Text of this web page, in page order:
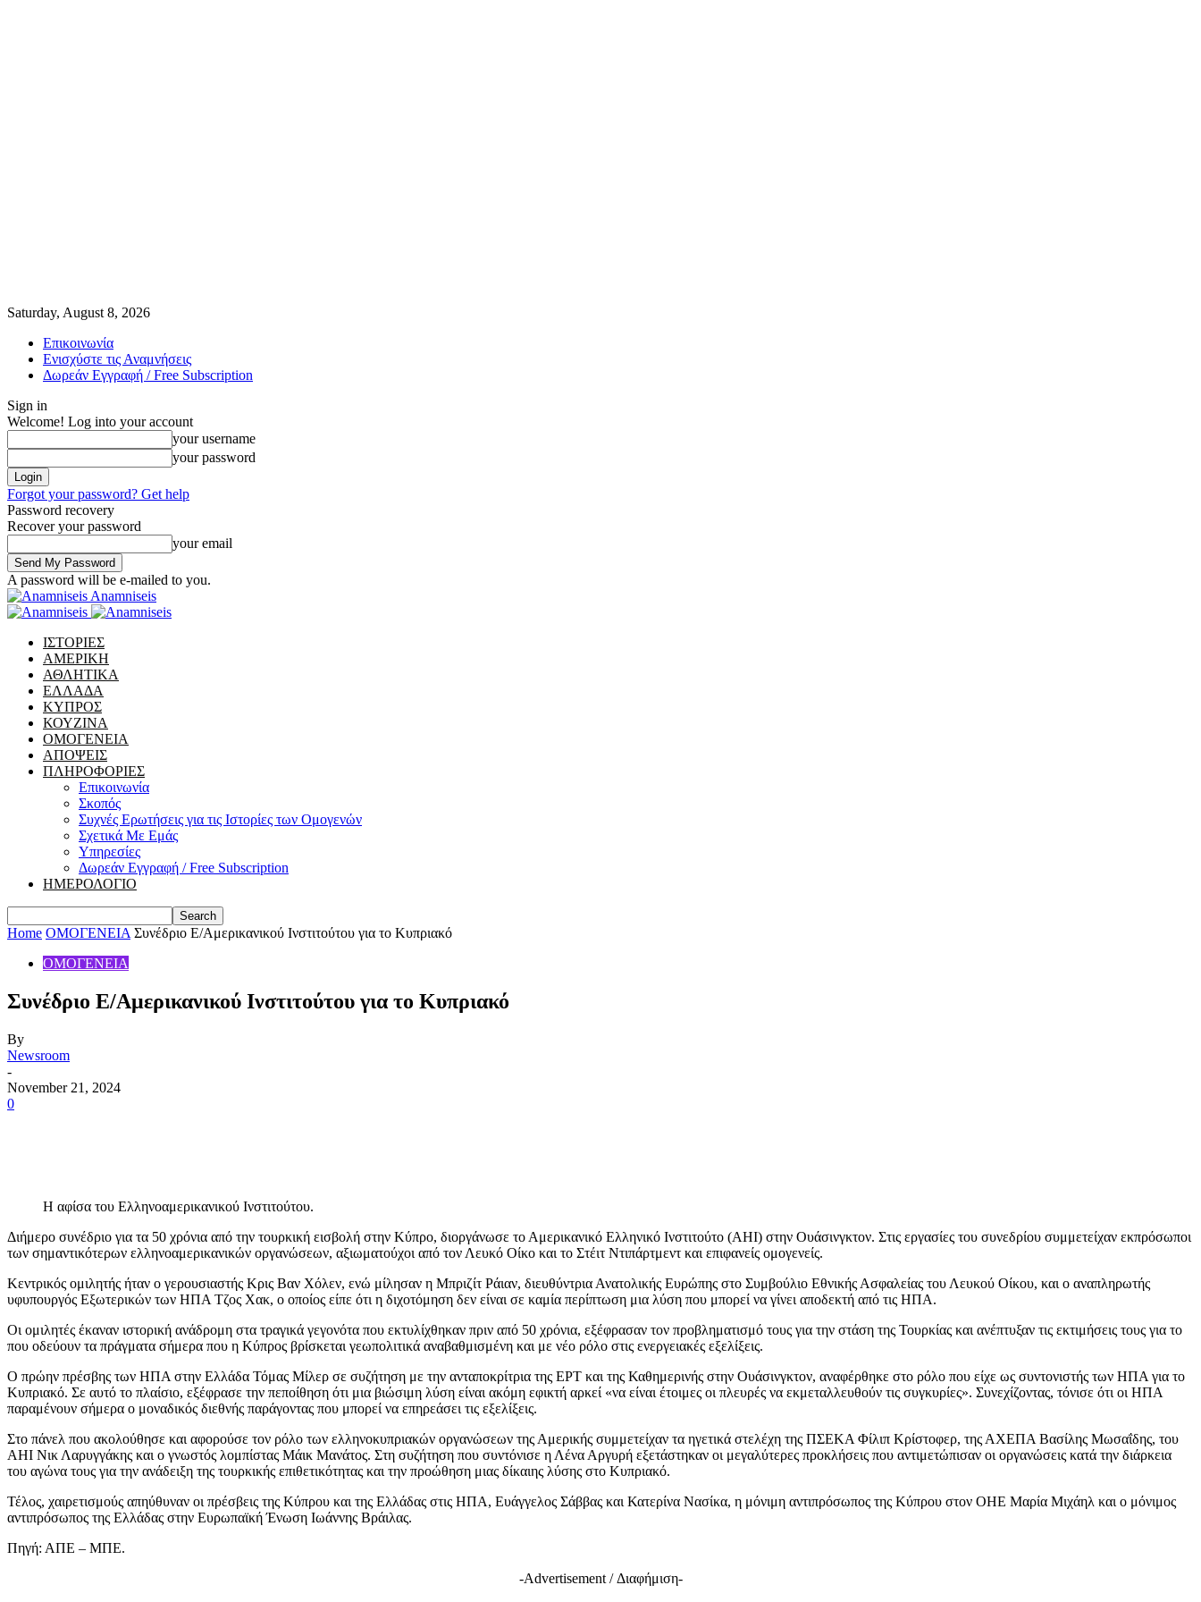
Saturday, August 8, 2026
Επικοινωνία
Ενισχύστε τις Αναμνήσεις
Δωρεάν Εγγραφή / Free Subscription
Sign in
Welcome! Log into your account
your username
your password
Forgot your password? Get help
Password recovery
Recover your password
your email
A password will be e-mailed to you.
Anamniseis
ΙΣΤΟΡΙΕΣ
ΑΜΕΡΙΚΗ
ΑΘΛΗΤΙΚΑ
ΕΛΛΑΔΑ
ΚΥΠΡΟΣ
ΚΟΥΖΙΝΑ
ΟΜΟΓΕΝΕΙΑ
ΑΠΟΨΕΙΣ
ΠΛΗΡΟΦΟΡΙΕΣ
Επικοινωνία
Σκοπός
Συχνές Ερωτήσεις για τις Ιστορίες των Ομογενών
Σχετικά Με Εμάς
Υπηρεσίες
Δωρεάν Εγγραφή / Free Subscription
ΗΜΕΡΟΛΟΓΙΟ
Home ΟΜΟΓΕΝΕΙΑ Συνέδριο E/Αμερικανικού Ινστιτούτου για το Κυπριακό
ΟΜΟΓΕΝΕΙΑ
Συνέδριο E/Αμερικανικού Ινστιτούτου για το Κυπριακό
By
Newsroom
-
November 21, 2024
0
Η αφίσα του Ελληνοαμερικανικού Ινστιτούτου.
Διήμερο συνέδριο για τα 50 χρόνια από την τουρκική εισβολή στην Κύπρο, διοργάνωσε το Αμερικανικό Ελληνικό Ινστιτούτο (ΑΗΙ) στην Ουάσινγκτον. Στις εργασίες του συνεδρίου συμμετείχαν εκπρόσωποι
των σημαντικότερων ελληνοαμερικανικών οργανώσεων, αξιωματούχοι από τον Λευκό Οίκο και το Στέιτ Ντιπάρτμεντ και επιφανείς ομογενείς.
Κεντρικός ομιλητής ήταν ο γερουσιαστής Κρις Βαν Χόλεν, ενώ μίλησαν η Μπριζίτ Ράιαν, διευθύντρια Ανατολικής Ευρώπης στο Συμβούλιο Εθνικής Ασφαλείας του Λευκού Οίκου, και ο αναπληρωτής
υφυπουργός Εξωτερικών των ΗΠΑ Τζος Χακ, ο οποίος είπε ότι η διχοτόμηση δεν είναι σε καμία περίπτωση μια λύση που μπορεί να γίνει αποδεκτή από τις ΗΠΑ.
Οι ομιλητές έκαναν ιστορική ανάδρομη στα τραγικά γεγονότα που εκτυλίχθηκαν πριν από 50 χρόνια, εξέφρασαν τον προβληματισμό τους για την στάση της Τουρκίας και ανέπτυξαν τις εκτιμήσεις τους για το
που οδεύουν τα πράγματα σήμερα που η Κύπρος βρίσκεται γεωπολιτικά αναβαθμισμένη και με νέο ρόλο στις ενεργειακές εξελίξεις.
Ο πρώην πρέσβης των ΗΠΑ στην Ελλάδα Τόμας Μίλερ σε συζήτηση με την ανταποκρίτρια της ΕΡΤ και της Καθημερινής στην Ουάσινγκτον, αναφέρθηκε στο ρόλο που είχε ως συντονιστής των ΗΠΑ για το
Κυπριακό. Σε αυτό το πλαίσιο, εξέφρασε την πεποίθηση ότι μια βιώσιμη λύση είναι ακόμη εφικτή αρκεί «να είναι έτοιμες οι πλευρές να εκμεταλλευθούν τις συγκυρίες». Συνεχίζοντας, τόνισε ότι οι ΗΠΑ
παραμένουν σήμερα ο μοναδικός διεθνής παράγοντας που μπορεί να επηρεάσει τις εξελίξεις.
Στο πάνελ που ακολούθησε και αφορούσε τον ρόλο των ελληνοκυπριακών οργανώσεων της Αμερικής συμμετείχαν τα ηγετικά στελέχη της ΠΣΕΚΑ Φίλιπ Κρίστοφερ, της ΑΧΕΠΑ Βασίλης Μωσαΐδης, του
ΑΗΙ Νικ Λαρυγγάκης και ο γνωστός λομπίστας Μάικ Μανάτος. Στη συζήτηση που συντόνισε η Λένα Αργυρή εξετάστηκαν οι μεγαλύτερες προκλήσεις που αντιμετώπισαν οι οργανώσεις κατά την διάρκεια
του αγώνα τους για την ανάδειξη της τουρκικής επιθετικότητας και την προώθηση μιας δίκαιης λύσης στο Κυπριακό.
Τέλος, χαιρετισμούς απηύθυναν οι πρέσβεις της Κύπρου και της Ελλάδας στις ΗΠΑ, Ευάγγελος Σάββας και Κατερίνα Νασίκα, η μόνιμη αντιπρόσωπος της Κύπρου στον ΟΗΕ Μαρία Μιχάηλ και ο μόνιμος
αντιπρόσωπος της Ελλάδας στην Ευρωπαϊκή Ένωση Ιωάννης Βράιλας.
Πηγή: ΑΠΕ – ΜΠΕ.
-Advertisement / Διαφήμιση-